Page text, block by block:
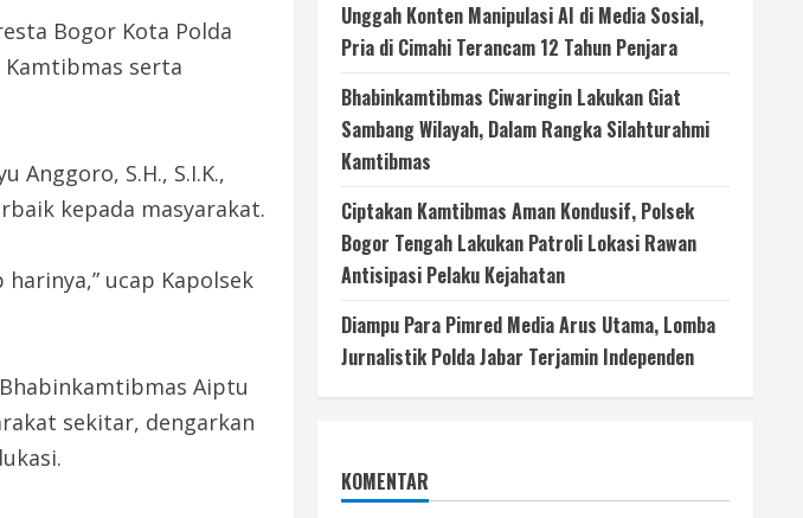
Bogor Kota Polda
serta
Anggoro, S.H., S.I.K.,
kepada masyarakat.
ucap Kapolsek
Aiptu
sekitar, dengarkan
Unggah Konten Manipulasi AI di Media Sosial,
Pria di Cimahi Terancam 12 Tahun Penjara
Bhabinkamtibmas Ciwaringin Lakukan Giat
Sambang Wilayah, Dalam Rangka Silahturahmi
Kamtibmas
Ciptakan Kamtibmas Aman Kondusif, Polsek
Bogor Tengah Lakukan Patroli Lokasi Rawan
Antisipasi Pelaku Kejahatan
Diampu Para Pimred Media Arus Utama, Lomba
Jurnalistik Polda Jabar Terjamin Independen
KOMENTAR